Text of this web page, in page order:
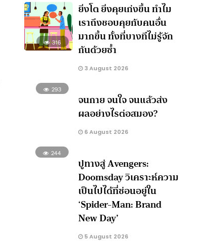
316
ยิ่งโต ยิ่งคุยเก่งขึ้น ทำไม
เราถึงชอบคุยกับคนอื่น
มากขึ้น ทั้งที่บางทีไม่รู้จัก
กันด้วยซ้ำ
3 August 2026
293
จนกาย จนใจ จนแล้วส่ง
ผลอย่างไรต่อสมอง?
6 August 2026
244
ปูทางสู่ Avengers:
Doomsday วิเคราะห์ความ
เป็นไปได้ที่ซ่อนอยู่ใน
‘Spider-Man: Brand
New Day’
5 August 2026